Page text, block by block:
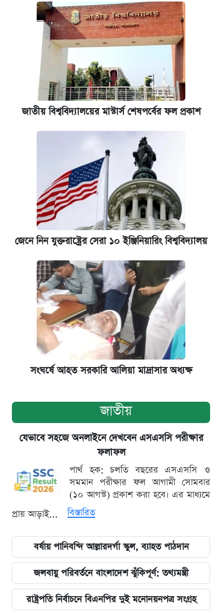
জাতীয় বিশ্ববিদ্যালয়ের মাস্টার্স শেষপর্বের ফল প্রকাশ
জেনে নিন যুক্তরাষ্ট্রের সেরা ১০ ইঞ্জিনিয়ারিং বিশ্ববিদ্যালয়
সংঘর্ষে আহত সরকারি আলিয়া মাদ্রাসার অধ্যক্ষ
জাতীয়
যেভাবে সহজে অনলাইনে দেখবেন এসএসসি পরীক্ষার
ফলাফল
পার্থ হক: চলতি বছরের এসএসসি ও
সমমান পরীক্ষার ফল আগামী সোমবার
(১০ আগস্ট) প্রকাশ করা হবে। এর মাধ্যমে
প্রায় আড়াই...
বিস্তারিত
বর্ষায় পানিবন্দি আল্লারদর্গা স্কুল, ব্যাহত পাঠদান
জলবায়ু পরিবর্তনে বাংলাদেশ ঝুঁকিপূর্ণ: তথ্যমন্ত্রী
রাষ্ট্রপতি নির্বাচনে বিএনপির দুই মনোনয়নপত্র সংগ্রহ